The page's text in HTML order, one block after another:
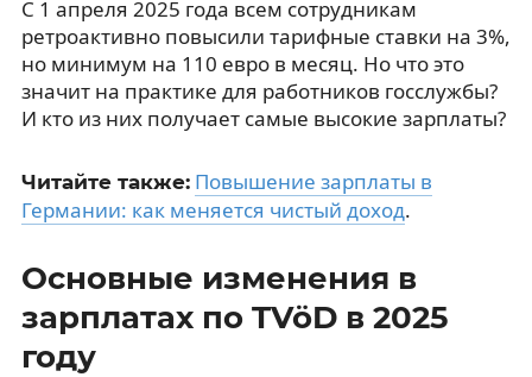
С 1 апреля 2025 года всем сотрудникам
ретроактивно повысили тарифные ставки на 3%,
но минимум на 110 евро в месяц. Но что это
значит на практике для работников госслужбы?
И кто из них получает самые высокие зарплаты?
Читайте также: Повышение зарплаты в
Германии: как меняется чистый доход.
Основные изменения в
зарплатах по TVöD в 2025
году